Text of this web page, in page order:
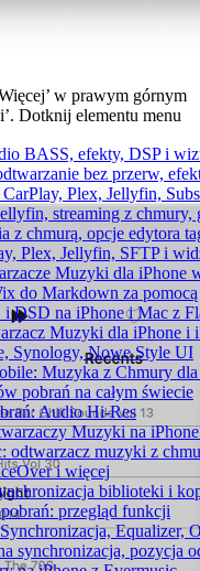
BASS, efekty, DSP i
bez przerw,
Plex, Jellyfin,
streaming z chmury,
z chmurą, opcje edytora
Plex, Jellyfin, SFTP i
Muzyki dla iPhone
do Markdown za
DSD na iPhone i Mac z
Muzyki dla iPhone i
Synology, Nowe Style UI
Muzyka z Chmury
pobrań na całym świecie
Audio Hi-Res
Muzyki na
odtwarzacz muzyki z
i więcej
biblioteki i
przegląd funkcji
Equalizer,
synchronizacja, pozycja
w prawym górnym
Dotknij elementu menu